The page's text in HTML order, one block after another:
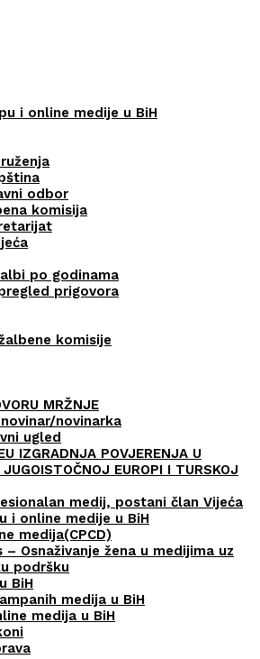
i online medije u BiH
odbor
komisija
po godinama
prigovora
komisije
MRŽNJE
novinarka
ugled
IZGRADNJA POVJERENJA U
EUROPI I TURSKOJ
medij, postani član Vijeća
i online medije u BiH
medija(CPCD)
– Osnaživanje žena u medijima uz
podršku
BiH
medija u BiH
medija u BiH